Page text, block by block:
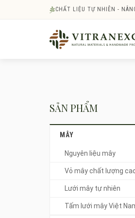
CHẤT LIỆU TỰ NHIÊN -
SẢN PHẨM
MÂY
Nguyên liệu mây
Vỏ mây chất lượng
Lưới mây tự nhiên
Tấm lưới mây Việt